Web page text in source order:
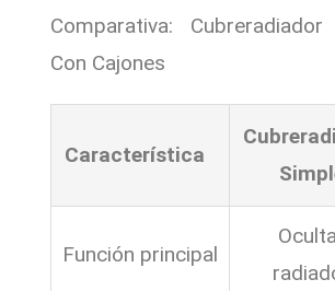
Comparativa:
Con Cajones
Característica
Función principal